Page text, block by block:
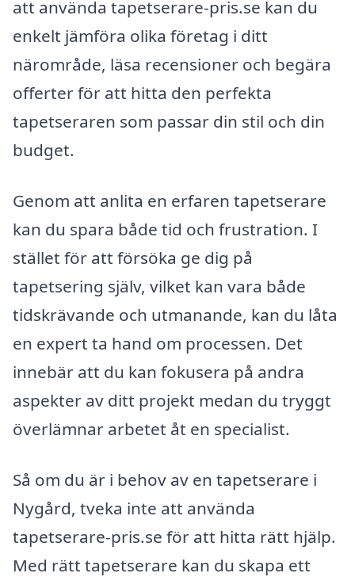
att använda tapetserare-pris.se kan du
enkelt jämföra olika företag i ditt
närområde, läsa recensioner och begära
offerter för att hitta den perfekta
tapetseraren som passar din stil och din
budget.
Genom att anlita en erfaren tapetserare
kan du spara både tid och frustration. I
stället för att försöka ge dig på
tapetsering själv, vilket kan vara både
tidskrävande och utmanande, kan du låta
en expert ta hand om processen. Det
innebär att du kan fokusera på andra
aspekter av ditt projekt medan du tryggt
överlämnar arbetet åt en specialist.
Så om du är i behov av en tapetserare i
Nygård, tveka inte att använda
tapetserare-pris.se för att hitta rätt hjälp.
Med rätt tapetserare kan du skapa ett